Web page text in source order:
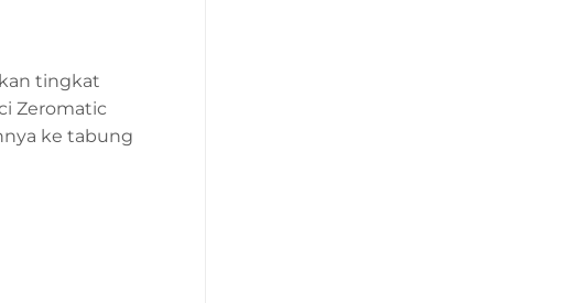
tingkat
Zeromatic
ke tabung